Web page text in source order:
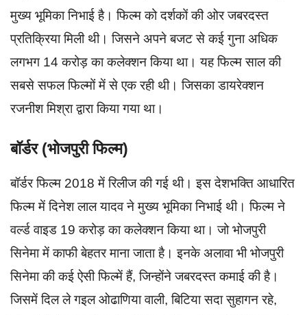
मुख्य भूमिका निभाई है। फिल्म को दर्शकों की ओर जबरदस्त
प्रतिक्रिया मिली थी। जिसने अपने बजट से कई गुना अधिक
लगभग 14 करोड़ का कलेक्शन किया था। यह फिल्म साल की
सबसे सफल फिल्मों में से एक रही थी। जिसका डायरेक्शन
रजनीश मिश्रा द्वारा किया गया था।
बॉर्डर (भोजपुरी फिल्म)
बॉर्डर फिल्म 2018 में रिलीज की गई थी। इस देशभक्ति आधारित
फिल्म में दिनेश लाल यादव ने मुख्य भूमिका निभाई थी। फिल्म ने
वर्ल्ड वाइड 19 करोड़ का कलेक्शन किया था। जो भोजपुरी
सिनेमा में काफी बेहतर माना जाता है। इनके अलावा भी भोजपुरी
सिनेमा की कई ऐसी फिल्में हैं, जिन्होंने जबरदस्त कमाई की है।
जिसमें दिल ले गइल ओढाणिया वाली, बिटिया सदा सुहागन रहे,